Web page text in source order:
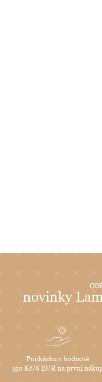
novinky
Poukázku v hodnotě
150 Kč/6 EUR na první